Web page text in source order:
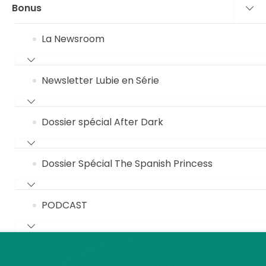
Bonus
La Newsroom
Newsletter Lubie en Série
Dossier spécial After Dark
Dossier Spécial The Spanish Princess
PODCAST